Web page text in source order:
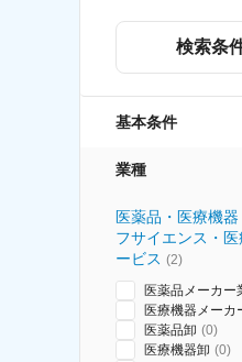
検索条
基本条件
業種
医薬品・医療機器
フサイエンス・
ービス (2)
医薬品メーカー
医療機器メーカ
医薬品卸 (0)
医療機器卸 (0)